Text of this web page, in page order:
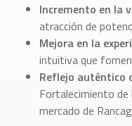
Incremento en la
atracción de
Mejora en la
intuitiva que
Reflejo auténtico
Fortalecimiento de
mercado de